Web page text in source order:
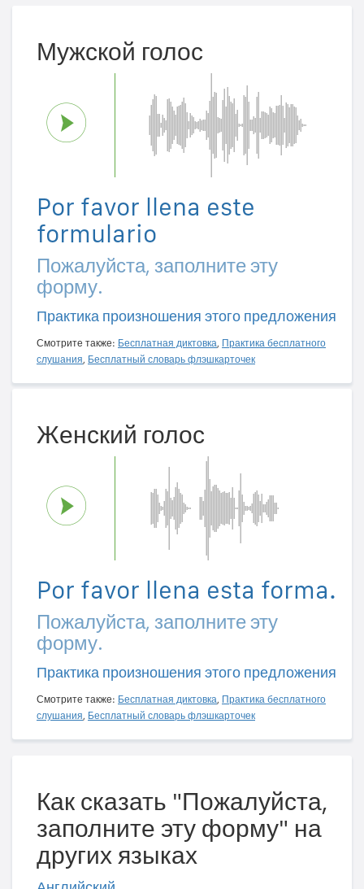
Мужской голос
Por favor llena este
formulario
Пожалуйста, заполните эту
форму.
Практика произношения этого предложения
Смотрите также: Бесплатная диктовка, Практика бесплатного
слушания, Бесплатный словарь флэшкарточек
Женский голос
Por favor llena esta forma.
Пожалуйста, заполните эту
форму.
Практика произношения этого предложения
Смотрите также: Бесплатная диктовка, Практика бесплатного
слушания, Бесплатный словарь флэшкарточек
Как сказать "Пожалуйста,
заполните эту форму" на
других языках